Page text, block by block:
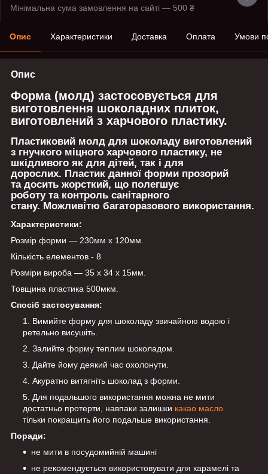
Мінімальна сума замовлення на сайті — 500 ₴
Опис Характеристики Доставка Оплата Умови
Опис
Форма (молд) застосовується для
виготовлення шоколадних плиток,
виготовлений з харчового пластику.
Пластиковий молд для шоколаду виготовлений
з гнучкого міцного харчового пластику, не
шкідливого як для дітей, так і для
дорослих. Пластик данної форми прозорий
та досить жорсткий, що полегшує
роботу та контроль санітарного
стану. Можливітю багаторазового використання.
Характеристики:
Розмір форми — 230мм х 120мм.
Кількість елементов - 8
Розміри вироба — 35 х 34 х 15мм.
Товщина пластика 500мкм.
Спосіб застосування:
Вимийте форму для шоколаду звичайною водою і
ретельно висушіть.
Залийте форму теплим шоколадом.
Дайте йому деякий час охолонути.
Акуратно витягніть шоколад з форми.
Для подальшого використання можна не мити
достатньо протерти, навпаки залишки какао масло
тільки покращить його подальше використання.
Поради:
не мити в посудомийній машині
не рекомендується використовувати для карамелі та